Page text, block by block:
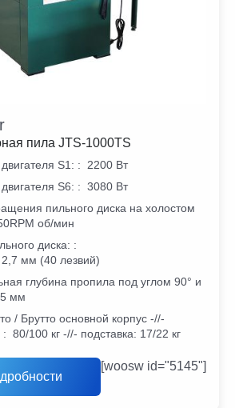
пила JTS-1000TS
S1: :
2200 Вт
S6: : 3080 Вт
пильного диска на холостом
об/мин
диска: :
мм (40 лезвий)
глубина пропила под углом 90° и
мм
/ Брутто основной корпус -//-
: 80/100 кг -//- подставка: 17/22 кг
[woosw id="5145"]